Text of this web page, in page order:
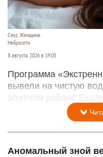
Секс. Женщина.
Нейросети
8 августа 2026 в 19:05
Программа
вывели на чистую
элитном районе
Аномальный зной